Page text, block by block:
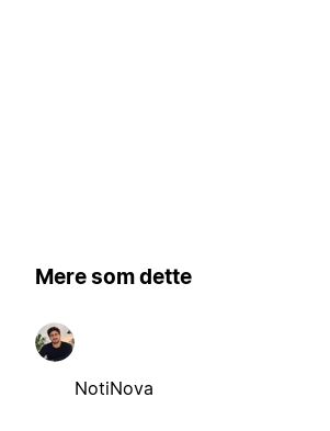
Mere som dette
NotiNova